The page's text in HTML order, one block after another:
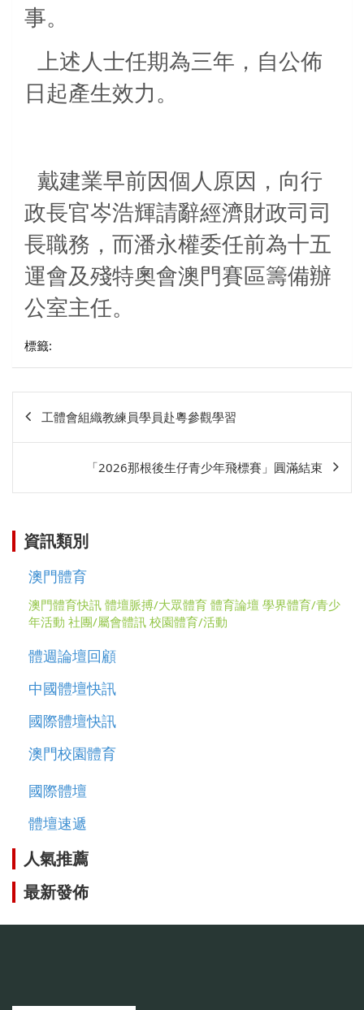
事。
上述人士任期為三年，自公佈
日起產生效力。
戴建業早前因個人原因，向行
政長官岑浩輝請辭經濟財政司司
長職務，而潘永權委任前為十五
運會及殘特奧會澳門賽區籌備辦
公室主任。
標籤:
章
工體會組織教練員學員赴粵參觀學習
「2026那根後生仔青少年飛標賽」圓滿結束
資訊類別
澳門體育
澳門體育快訊 體壇脈搏/大眾體育 體育論壇 學界體育/青少
年活動 社團/屬會體訊 校園體育/活動
體週論壇回顧
中國體壇快訊
國際體壇快訊
澳門校園體育
國際體壇
體壇速遞
人氣推薦
最新發佈